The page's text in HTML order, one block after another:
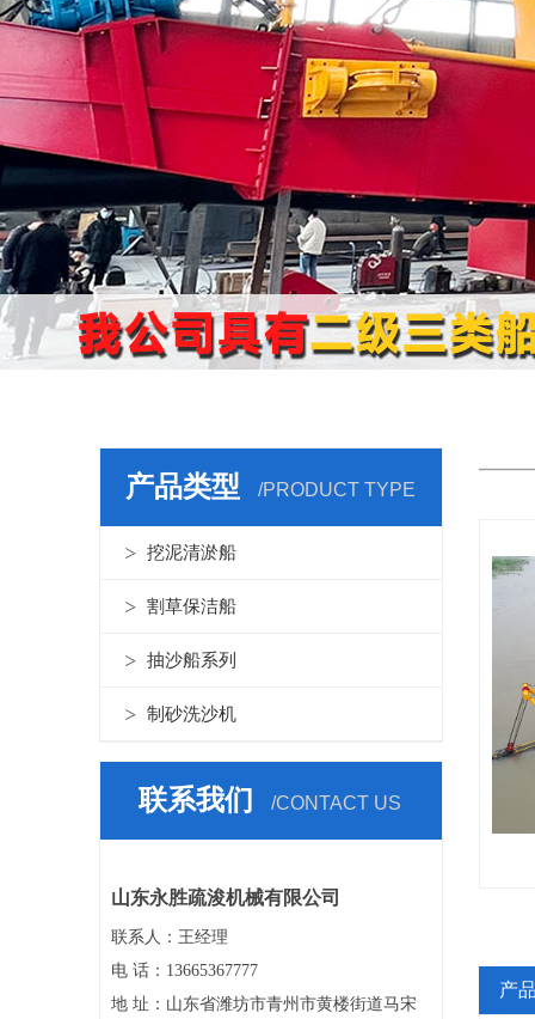
列
沙
机
产品类型 /PRODUCT TYPE
挖泥清淤船
割草保洁船
抽沙船系列
制砂洗沙机
联系我们 /CONTACT US
山东永胜疏浚机械有限公司
联系人：王经理
电 话：13665367777
地 址：山东省潍坊市青州市黄楼街道马宋
产